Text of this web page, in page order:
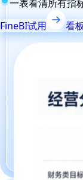
一表看清所有指
FineBI试用
看